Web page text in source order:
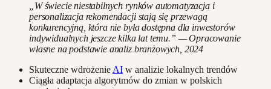
„W świecie niestabilnych rynków automatyzacja i
personalizacja rekomendacji stają się przewagą
konkurencyjną, która nie była dostępna dla inwestorów
indywidualnych jeszcze kilka lat temu.” — Opracowanie
własne na podstawie analiz branżowych, 2024
Skuteczne wdrożenieAI w analizie lokalnych trendów
Ciągła adaptacja algorytmów do zmian w polskich